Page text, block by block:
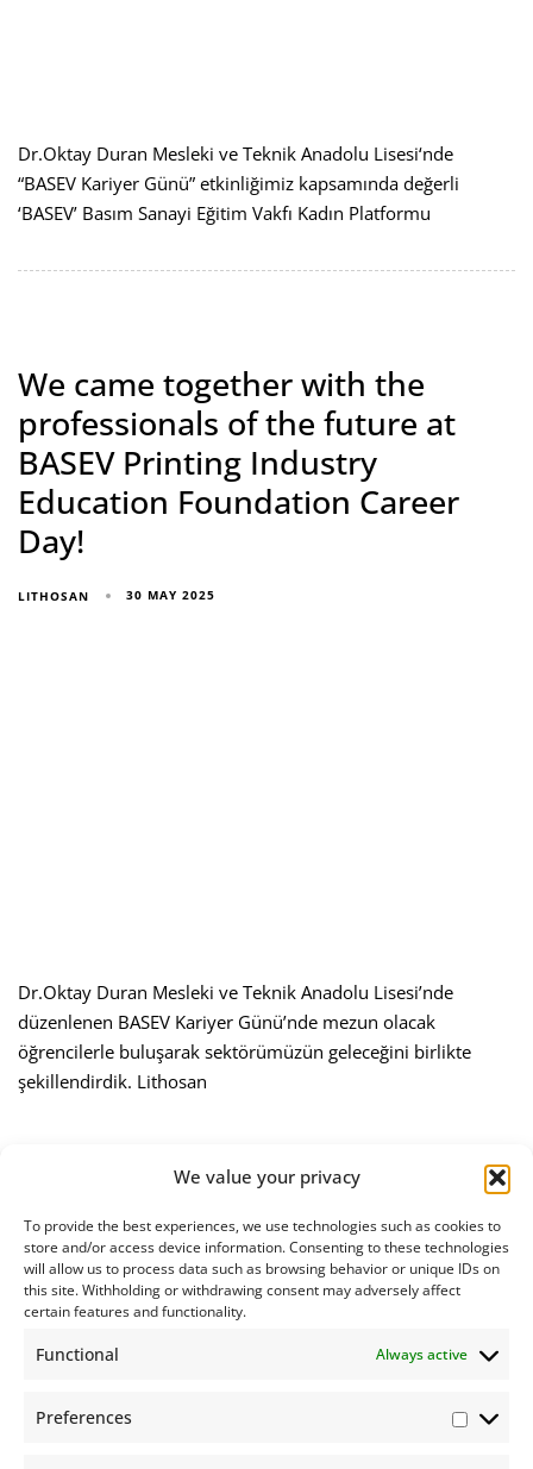
We value your privacy
To provide the best experiences, we use technologies such as cookies to
store and/or access device information. Consenting to these technologies
will allow us to process data such as browsing behavior or unique IDs on
this site. Withholding or withdrawing consent may adversely affect
certain features and functionality.
Functional Always active
Preferences
Dr.Oktay Duran Mesleki ve Teknik Anadolu Lisesi‘nde
“BASEV Kariyer Günü” etkinliğimiz kapsamında değerli
‘BASEV’ Basım Sanayi Eğitim Vakfı Kadın Platformu
We came together with the
professionals of the future at
BASEV Printing Industry
Education Foundation Career
Day!
LITHOSAN 30 MAY 2025
Dr.Oktay Duran Mesleki ve Teknik Anadolu Lisesi’nde
düzenlenen BASEV Kariyer Günü’nde mezun olacak
öğrencilerle buluşarak sektörümüzün geleceğini birlikte
şekillendirdik. Lithosan